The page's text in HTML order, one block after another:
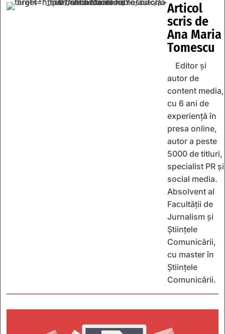
Articol
scris de
Ana Maria
Tomescu
Editor și
autor de
content media,
cu 6 ani de
experiență în
presa online,
autor a peste
5000 de titluri,
specialist PR și
social media.
Absolvent al
Facultății de
Jurnalism și
Științele
Comunicării,
cu master în
Științele
Comunicării.